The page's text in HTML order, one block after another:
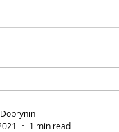
1 min read